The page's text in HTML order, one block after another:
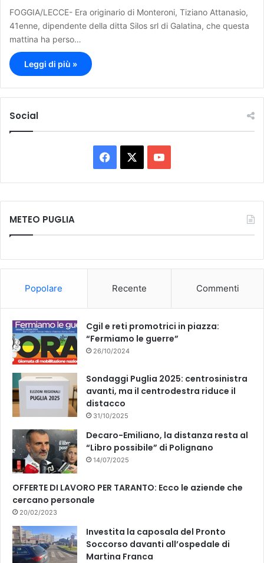
FOGGIA/LECCE- Era originario di Monteroni, Tiziano Attanasio,
41enne, dipendente della ditta Silos srl di Galatina, che questa
mattina ha perso…
Leggi di più »
Social
a
c
k
o
u
METEO PUGLIA
Popolare Recente Commenti
Cgil e reti promotrici in piazza:
“Fermiamo le guerre”
26/10/2024
Sondaggi Puglia 2025: centrosinistra
avanti, ma il centrodestra riduce il
distacco
31/10/2025
Decaro-Emiliano, la distanza resta al
“Libro possibile” di Polignano
14/07/2025
OFFERTE DI LAVORO PER TARANTO: Ecco le aziende che
cercano personale
20/02/2023
Investita la caposala del Pronto
Soccorso davanti all’ospedale di
Martina Franca